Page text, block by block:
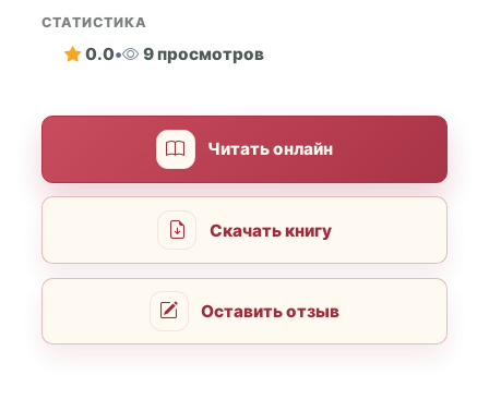
СТАТИСТИКА
0.0• 9 просмотров
Читать онлайн
Скачать книгу
Оставить отзыв